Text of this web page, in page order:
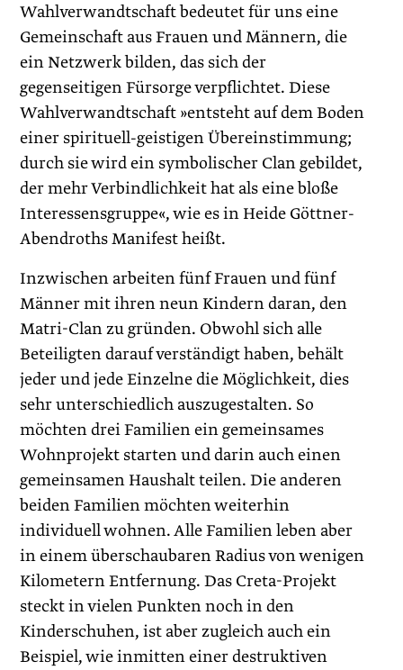
Wahlverwandtschaft bedeutet für uns eine
Gemeinschaft aus Frauen und Männern, die
ein Netzwerk bilden, das sich der
gegenseitigen Fürsorge verpflichtet. Diese
Wahlverwandtschaft »entsteht auf dem Boden
einer spirituell-geistigen Übereinstimmung;
durch sie wird ein symbolischer Clan gebildet,
der mehr Verbindlichkeit hat als eine bloße
Interessensgruppe«, wie es in Heide Göttner-
Abendroths Manifest heißt.
Inzwischen arbeiten fünf Frauen und fünf
Männer mit ihren neun Kindern daran, den
Matri-Clan zu gründen. Obwohl sich alle
Beteiligten darauf verständigt haben, behält
jeder und jede Einzelne die Möglichkeit, dies
sehr unterschiedlich auszugestalten. So
möchten drei Familien ein gemeinsames
Wohnprojekt starten und darin auch einen
gemeinsamen Haushalt teilen. Die anderen
beiden Familien möchten weiterhin
individuell wohnen. Alle Familien leben aber
in einem überschaubaren Radius von wenigen
Kilometern Entfernung. Das Creta-Projekt
steckt in vielen Punkten noch in den
Kinderschuhen, ist aber zugleich auch ein
Beispiel, wie inmitten einer destruktiven